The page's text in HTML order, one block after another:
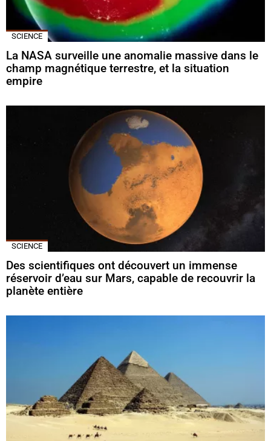
SCIENCE
La NASA surveille une anomalie massive dans le
champ magnétique terrestre, et la situation
empire
SCIENCE
Des scientifiques ont découvert un immense
réservoir d’eau sur Mars, capable de recouvrir la
planète entière